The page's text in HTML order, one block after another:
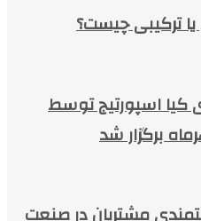
ترکیبی چیست؟
اسپورتیج توسط
برگزار شد